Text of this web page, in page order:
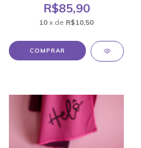
R$85,90
10 x de R$10,50